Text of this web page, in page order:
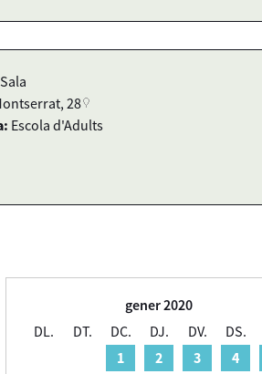
28
Escola d'Adults
gener 2020
DL.
DT. DC. DJ. DV. DS.
1
2 3 4